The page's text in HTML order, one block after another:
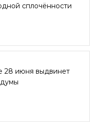
сплочённости
28 июня выдвинет